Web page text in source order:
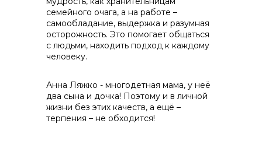
семейного очага, а на работе –
самообладание, выдержка и разумная
осторожность. Это помогает общаться
с людьми, находить подход к каждому
человеку.
Анна Ляжко - многодетная мама, у неё
два сына и дочка! Поэтому и в личной
жизни без этих качеств, а ещё –
терпения – не обходится!